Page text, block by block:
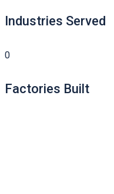
Industries Served
0
Factories Built